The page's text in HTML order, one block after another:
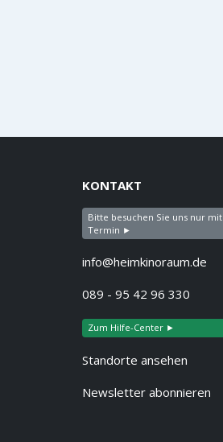
KONTAKT
Bitte besuchen Sie uns nur mit
Termin ►
info@heimkinoraum.de
089 - 95 42 96 330
Zum Hilfe-Center ►
Standorte ansehen
Newsletter abonnieren